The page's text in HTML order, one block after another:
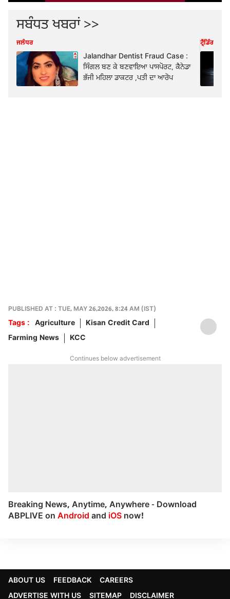
ਸਬੰਧਤ ਖਬਰਾਂ >>
ਜਲੰਧਰ
Jalandhar Dentist Fraud Case :
ਸਿੰਗਲ ਬਣ ਕੇ ਬਣਵਾਇਆ ਪਾਸਪੋਰਟ, ਕੈਨੇਡਾ
ਭੱਜੀ ਮਹਿਲਾ ਡਾਕਟਰ ,ਪਤੀ ਦਾ ਆਰੋਪ
ਟ੍ਰੈਂਡਿੰਗ
PUBLISHED AT : TUE, MAY 26,2026, 8:24 AM (IST)
Tags : Agriculture
Kisan Credit Card
Farming News
KCC
Continues below advertisement
Breaking News, Anytime, Anywhere - Download
ABPLIVE on Android and iOS now!
ABOUT US FEEDBACK
CAREERS
ADVERTISE WITH US
SITEMAP DISCLAIMER